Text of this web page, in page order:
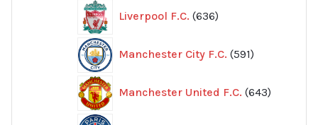
Liverpool F.C. 636
produkter
Manchester City F.C. 591
produkter
Manchester United F.C. 643